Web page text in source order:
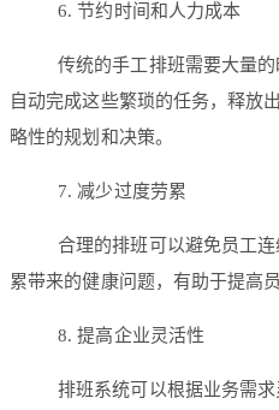
6. 节约时间和人力成本
传统的手工排班需要大量
自动完成这些繁琐的任务，释放
略性的规划和决策。
7. 减少过度劳累
合理的排班可以避免员工
累带来的健康问题，有助于提高
8. 提高企业灵活性
排班系统可以根据业务需